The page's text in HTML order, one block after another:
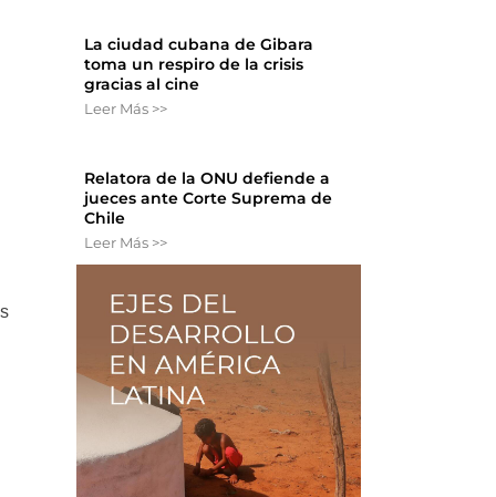
La ciudad cubana de Gibara
toma un respiro de la crisis
gracias al cine
Leer Más >>
Relatora de la ONU defiende a
jueces ante Corte Suprema de
Chile
Leer Más >>